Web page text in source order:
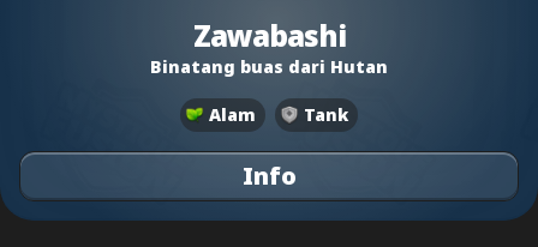
Zawabashi
Binatang buas dari Hutan
Alam Tank
Info